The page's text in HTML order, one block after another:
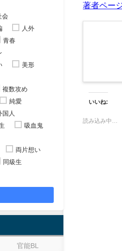
著者ペー
いいね:
読み込み中…
会
人外
青春
美形
複数攻め
純愛
国人
吸血鬼
両片想い
同級生
官能BL